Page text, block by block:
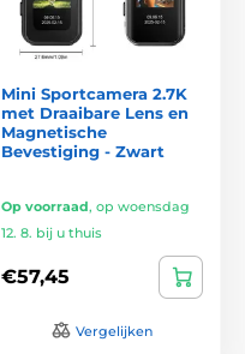
Mini Sportcamera 2.7K
met Draaibare Lens en
Magnetische
Bevestiging - Zwart
Op voorraad, op woensdag
12. 8. bij u thuis
€57,45
Vergelijken